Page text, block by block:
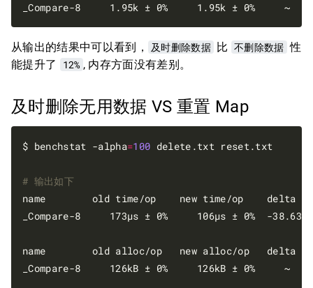
_Compare-8     1.95k ± 0%     1.95k ± 0%
从输出的结果中可以看到， 及时删除数据 比 不删除数据 性
能提升了
12% , 内存方面没有差别。
及时删除无用数据 VS 重置 Map
$ benchstat -alpha=100 delete.txt reset.txt
# 输出如下
name        old time/op    new time/op    delta
_Compare-8     173µs ± 0%     106µs ± 0%  -
name        old alloc/op   new alloc/op   delta
_Compare-8     126kB ± 0%     126kB ± 0%